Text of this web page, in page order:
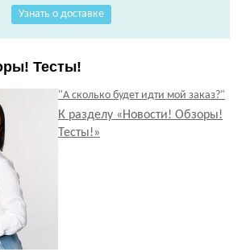
Узнать о доставке
Тесты!
"А сколько будет идти мой заказ?"
К разделу «Новости! Обзоры!
Тесты!»